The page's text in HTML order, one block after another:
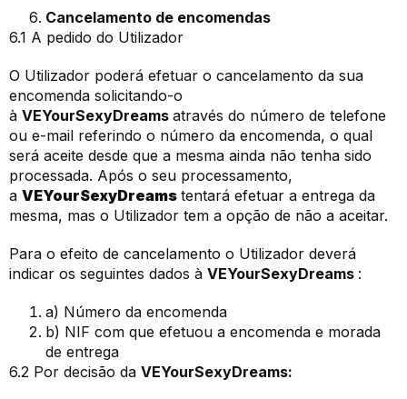
Cancelamento de encomendas
6.1 A pedido do Utilizador
O Utilizador poderá efetuar o cancelamento da sua
encomenda solicitando-o
à VEYourSexyDreams através do número de telefone
ou e-mail referindo o número da encomenda, o qual
será aceite desde que a mesma ainda não tenha sido
processada. Após o seu processamento,
a VEYourSexyDreams tentará efetuar a entrega da
mesma, mas o Utilizador tem a opção de não a aceitar.
Para o efeito de cancelamento o Utilizador deverá
indicar os seguintes dados à VEYourSexyDreams :
a) Número da encomenda
b) NIF com que efetuou a encomenda e morada
de entrega
6.2 Por decisão da VEYourSexyDreams: